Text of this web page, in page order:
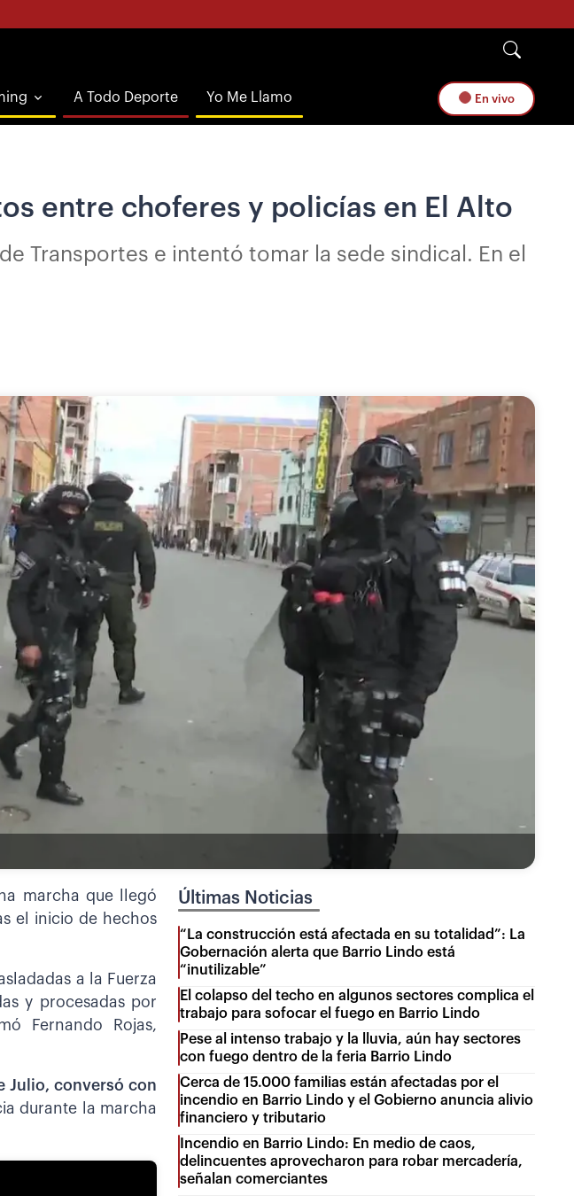
A Todo Deporte Yo Me Llamo En vivo
entre choferes y policías en El Alto
Transportes e intentó tomar la sede sindical. En el
marcha que llegó
el inicio de hechos
a la Fuerza
y procesadas por
Fernando Rojas,
Julio, conversó con
durante la marcha
Últimas Noticias
“La construcción está afectada en su totalidad”: La
Gobernación alerta que Barrio Lindo está
“inutilizable”
El colapso del techo en algunos sectores complica el
trabajo para sofocar el fuego en Barrio Lindo
Pese al intenso trabajo y la lluvia, aún hay sectores
con fuego dentro de la feria Barrio Lindo
Cerca de 15.000 familias están afectadas por el
incendio en Barrio Lindo y el Gobierno anuncia alivio
financiero y tributario
Incendio en Barrio Lindo: En medio de caos,
delincuentes aprovecharon para robar mercadería,
señalan comerciantes